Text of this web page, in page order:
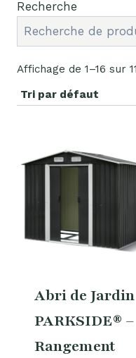
Recherche
Affichage de 1–16 sur
Abri de Jardin
PARKSIDE® –
Rangement